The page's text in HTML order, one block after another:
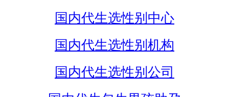
国内代生选性别中心
国内代生选性别机构
国内代生选性别公司